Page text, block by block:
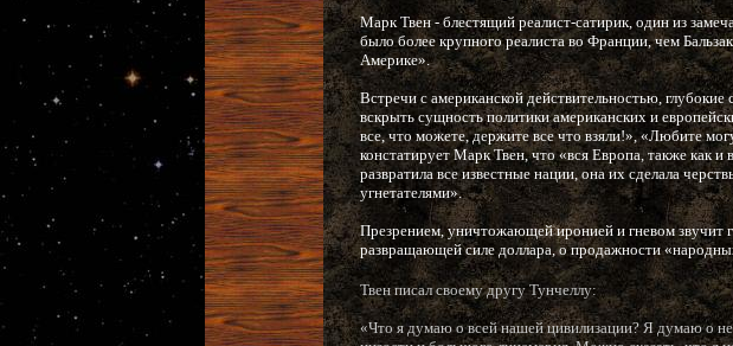
Марк Твен - блестящий реалист-сатирик, один из
было более крупного реалиста во Франции, чем
Америке».
Встречи с американской действительностью,
вскрыть сущность политики американских и
все, что можете, держите все что взяли!», «Любите
констатирует Марк Твен, что «вся Европа, также как и
развратила все известные нации, она их сделала
угнетателями».
Презрением, уничтожающей иронией и гневом звучит
развращающей силе доллара, о продажности
Твен писал своему другу Тунчеллу:
«Что я думаю о всей нашей цивилизации? Я думаю о